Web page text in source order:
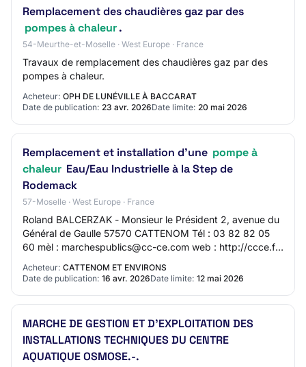
Remplacement des chaudières gaz par des
pompes à chaleur.
54-Meurthe-et-Moselle · West Europe · France
Travaux de remplacement des chaudières gaz par des
pompes à chaleur.
Acheteur: OPH DE LUNÉVILLE À BACCARAT
Date de publication: 23 avr. 2026Date limite: 20 mai 2026
Remplacement et installation d'une pompe à
chaleur Eau/Eau Industrielle à la Step de
Rodemack
57-Moselle · West Europe · France
Roland BALCERZAK - Monsieur le Président 2, avenue du
Général de Gaulle 57570 CATTENOM Tél : 03 82 82 05
60 mèl : marchespublics@cc-ce.com web : http://ccce.fr/
Acheteur: CATTENOM ET ENVIRONS
Date de publication: 16 avr. 2026Date limite: 12 mai 2026
MARCHE DE GESTION ET D’EXPLOITATION DES
INSTALLATIONS TECHNIQUES DU CENTRE
AQUATIQUE OSMOSE.-.